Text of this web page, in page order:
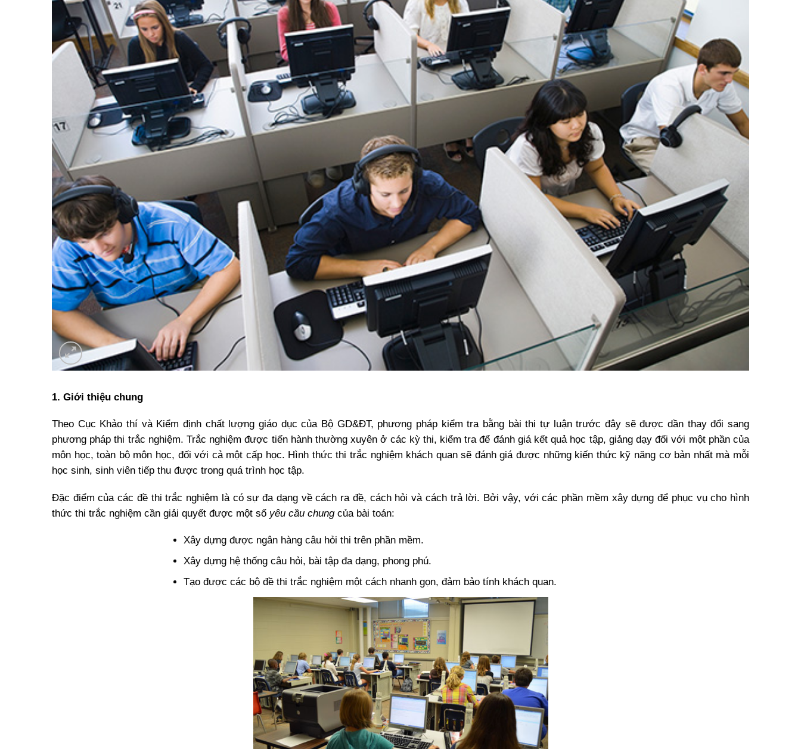
1. Giới thiệu chung
Theo Cục Khảo thí và Kiểm định chất lượng giáo dục của Bộ GD&ĐT, phương pháp kiểm tra bằng bài thi tự luận trước đây sẽ được dần thay đổi sang
phương pháp thi trắc nghiệm. Trắc nghiệm được tiến hành thường xuyên ở các kỳ thi, kiểm tra để đánh giá kết quả học tập, giảng dạy đối với một phần của
môn học, toàn bộ môn học, đối với cả một cấp học. Hình thức thi trắc nghiệm khách quan sẽ đánh giá được những kiến thức kỹ năng cơ bản nhất mà mỗi
học sinh, sinh viên tiếp thu được trong quá trình học tập.
Đặc điểm của các đề thi trắc nghiệm là có sự đa dạng về cách ra đề, cách hỏi và cách trả lời. Bởi vậy, với các phần mềm xây dựng để phục vụ cho hình
thức thi trắc nghiệm cần giải quyết được một số yêu cầu chungcủa bài toán:
Xây dựng được ngân hàng câu hỏi thi trên phần mềm.
Xây dựng hệ thống câu hỏi, bài tập đa dạng, phong phú.
Tạo được các bộ đề thi trắc nghiệm một cách nhanh gọn, đảm bảo tính khách quan.